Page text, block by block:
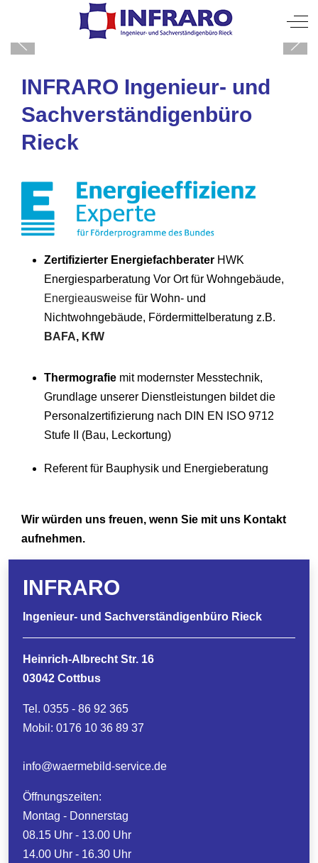
Mobile Menu Toggle Off-
INFRARO Ingenieur- und
Sachverständigenbüro
Rieck
Zertifizierter Energiefachberater HWK
Energiesparberatung Vor Ort für Wohngebäude,
Energieausweise für Wohn- und
Nichtwohngebäude, Fördermittelberatung z.B.
BAFA, KfW
Thermografie mit modernster Messtechnik,
Grundlage unserer Dienstleistungen bildet die
Personalzertifizierung nach DIN EN ISO 9712
Stufe II (Bau, Leckortung)
Referent für Bauphysik und Energieberatung
Wir würden uns freuen, wenn Sie mit uns Kontakt
aufnehmen.
INFRARO
Ingenieur- und Sachverständigenbüro Rieck
Heinrich-Albrecht Str. 16
03042 Cottbus
Tel. 0355 - 86 92 365
Mobil: 0176 10 36 89 37
info@waermebild-service.de
Öffnungszeiten:
Montag - Donnerstag
08.15 Uhr - 13.00 Uhr
14.00 Uhr - 16.30 Uhr